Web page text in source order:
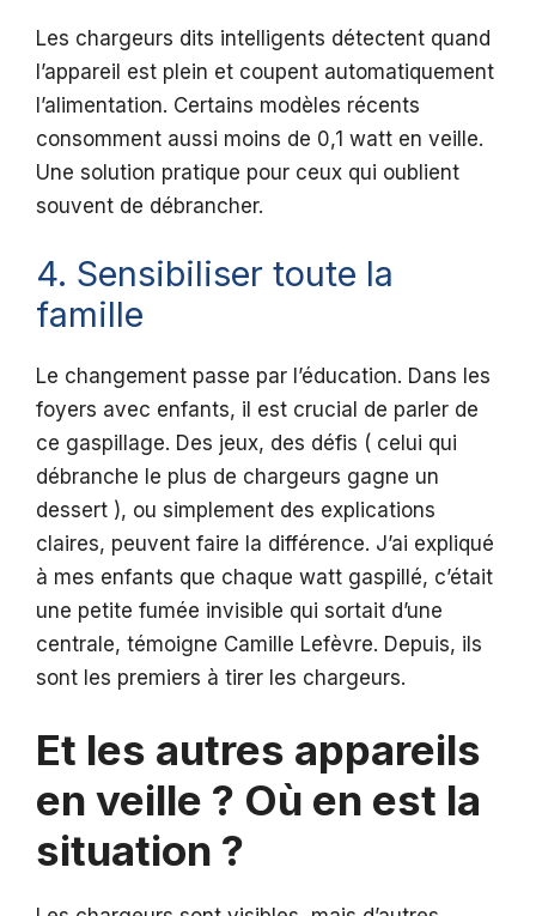
Les chargeurs dits intelligents détectent quand
l’appareil est plein et coupent automatiquement
l’alimentation. Certains modèles récents
consomment aussi moins de 0,1 watt en veille.
Une solution pratique pour ceux qui oublient
souvent de débrancher.
4. Sensibiliser toute la
famille
Le changement passe par l’éducation. Dans les
foyers avec enfants, il est crucial de parler de
ce gaspillage. Des jeux, des défis ( celui qui
débranche le plus de chargeurs gagne un
dessert ), ou simplement des explications
claires, peuvent faire la différence. J’ai expliqué
à mes enfants que chaque watt gaspillé, c’était
une petite fumée invisible qui sortait d’une
centrale, témoigne Camille Lefèvre. Depuis, ils
sont les premiers à tirer les chargeurs.
Et les autres appareils
en veille ? Où en est la
situation ?